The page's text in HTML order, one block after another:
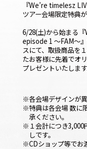
『We’re timelesz
ツアー会場限定特典
6/28(土)から始まる
episode 1 〜FAM〜
スにて、取扱商品を
たお客様に先着でオ
プレゼントいたします
※各会場デザインが異
※特典は各会場 数に
承ください。
※１会計につき3,000
しです。
※CDショップ等でお